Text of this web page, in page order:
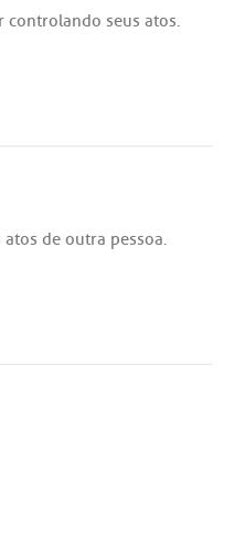
controlando seus atos.
de outra pessoa.